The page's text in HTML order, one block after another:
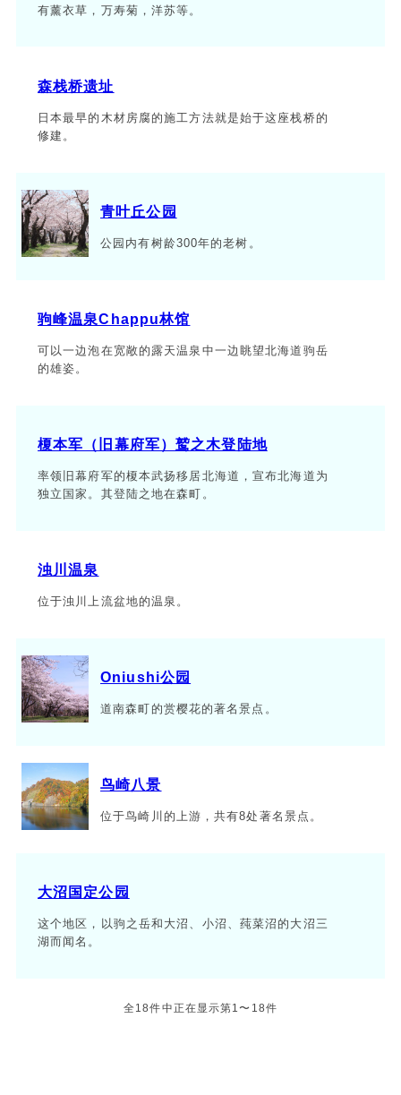
有薰衣草，万寿菊，洋苏等。
森栈桥遗址
日本最早的木材房腐的施工方法就是始于这座栈桥的
修建。
青叶丘公园
公园内有树龄300年的老树。
驹峰温泉Chappu林馆
可以一边泡在宽敞的露天温泉中一边眺望北海道驹岳
的雄姿。
榎本军（旧幕府军）鹫之木登陆地
率领旧幕府军的榎本武扬移居北海道，宣布北海道为
独立国家。其登陆之地在森町。
浊川温泉
位于浊川上流盆地的温泉。
Oniushi公园
道南森町的赏樱花的著名景点。
鸟崎八景
位于鸟崎川的上游，共有8处著名景点。
大沼国定公园
这个地区，以驹之岳和大沼、小沼、莼菜沼的大沼三
湖而闻名。
全18件中正在显示第1〜18件